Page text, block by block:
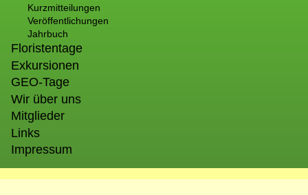
Kurzmitteilungen
Veröffentlichungen
Jahrbuch
Floristentage
Exkursionen
GEO-Tage
Wir über uns
Mitglieder
Links
Impressum